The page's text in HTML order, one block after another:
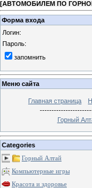
[АВТОМОБИЛЕМ ПО
Форма входа
Логин:
Пароль:
запомнить
Меню сайта
Главная страница
Горный
Categories
Горный Алтай
Компьютерные игры
Красота и здоровье